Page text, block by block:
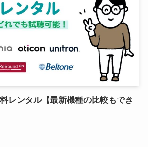
レンタル【最新機種の比較もでき